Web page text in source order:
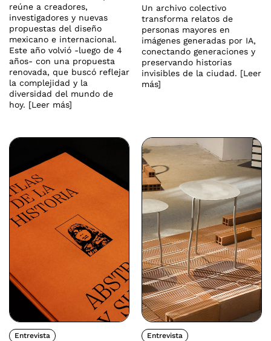
reúne a creadores,
investigadores y nuevas
propuestas del diseño
mexicano e internacional.
Este año volvió -luego de 4
años- con una propuesta
renovada, que buscó reflejar
la complejidad y la
diversidad del mundo de
hoy. [Leer más]
Un archivo colectivo
transforma relatos de
personas mayores en
imágenes generadas por IA,
conectando generaciones y
preservando historias
invisibles de la ciudad. [Leer
más]
Entrevista Entrevista